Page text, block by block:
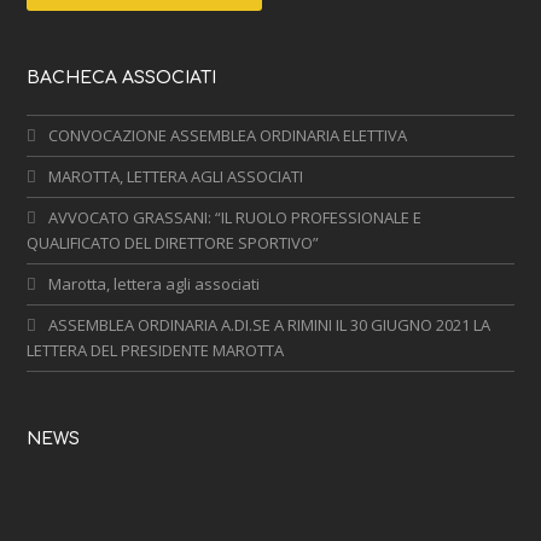
BACHECA ASSOCIATI
CONVOCAZIONE ASSEMBLEA ORDINARIA ELETTIVA
MAROTTA, LETTERA AGLI ASSOCIATI
AVVOCATO GRASSANI: “IL RUOLO PROFESSIONALE E
QUALIFICATO DEL DIRETTORE SPORTIVO”
Marotta, lettera agli associati
ASSEMBLEA ORDINARIA A.DI.SE A RIMINI IL 30 GIUGNO 2021 LA
LETTERA DEL PRESIDENTE MAROTTA
NEWS